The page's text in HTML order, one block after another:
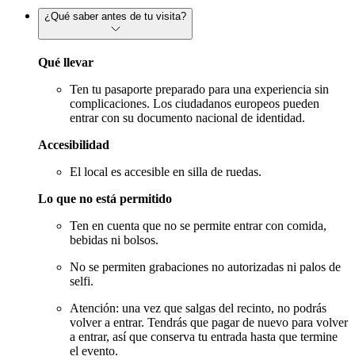
¿Qué saber antes de tu visita?
Qué llevar
Ten tu pasaporte preparado para una experiencia sin
complicaciones. Los ciudadanos europeos pueden
entrar con su documento nacional de identidad.
Accesibilidad
El local es accesible en silla de ruedas.
Lo que no está permitido
Ten en cuenta que no se permite entrar con comida,
bebidas ni bolsos.
No se permiten grabaciones no autorizadas ni palos de
selfi.
Atención: una vez que salgas del recinto, no podrás
volver a entrar. Tendrás que pagar de nuevo para volver
a entrar, así que conserva tu entrada hasta que termine
el evento.